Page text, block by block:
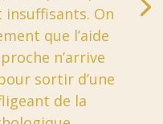
insuffisants. On
que l’aide
n’arrive
sortir d’une
de la